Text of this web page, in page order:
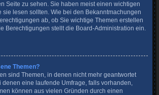
Seite zu sehen. Sie haben meist einen wichtigen
sie lesen sollten. Wie bei den Bekanntmachungen
ab, ob Sie wichtige Themen erstellen
Berechtigungen stellt die Board-Administration ein.
Themen?
sind Themen, in denen nicht mehr geantwortet
denen eine laufende Umfrage, falls vorhanden,
können aus vielen Gründen durch einen